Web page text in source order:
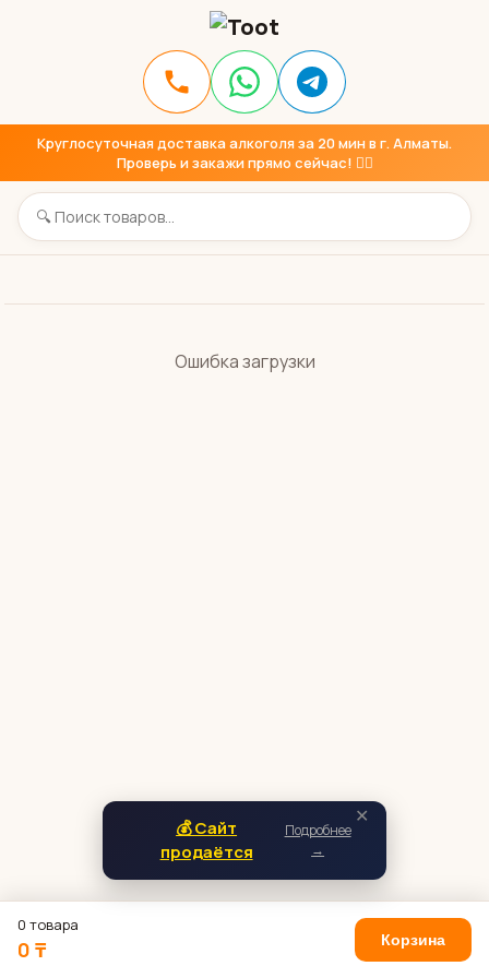
Круглосуточная доставка алкоголя за 20 мин в г. Алматы.
Проверь и закажи прямо сейчас! 👇🏼
Ошибка загрузки
✕
💰 Сайт
продаётся
Подробнее
→
0 товара
0 ₸ Корзина